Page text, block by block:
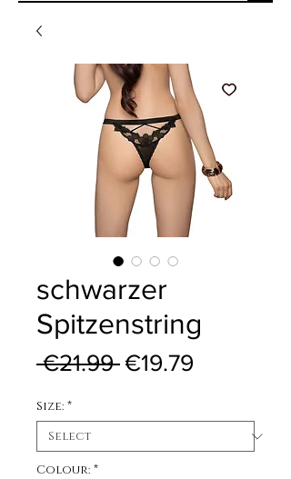
schwarzer
Spitzenstring
€21.99 Regular Price
€19.79
Size: *
Colour: *